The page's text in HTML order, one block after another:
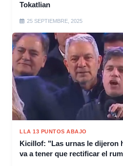
Tokatlian
25 SEPTIEMBRE, 2025
LLA 13 PUNTOS ABAJO
Kicillof: "Las urnas le dijeron
va a tener que rectificar el